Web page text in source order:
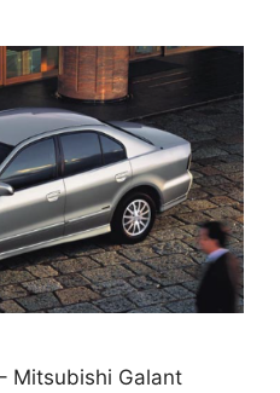
Mitsubishi Galant